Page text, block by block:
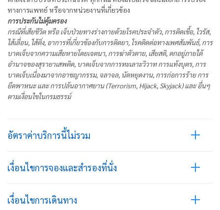
ทางการแพทย์ หรือจากหน่วยงานที่เกี่ยวข้อง
การประกันไม่คุ้มครอง
กรณีที่เสียชีวิต หรือ เจ็บป่วยทางร่างกายด้วยโรคประจำตัว, การติดเชื้อ, ไวรัส,
ไส้เลื่อน, ไส้ติ่ง, อาการที่เกี่ยวข้องกับการติดยา, โรคติดต่อทางเพศสัมพันธ์, การ
บาดเจ็บจากความเสียหายโดยเจตนา, การฆ่าตัวตาย, เสียสติ, ตกอยู่ภายใต้
อำนาจของสุรายาเสพติด, บาดเจ็บจากการทะเลาะวิวาท การแท้งบุตร, การ
บาดเจ็บเนื่องมาจากอาชญากรรม, จลาจล, นัดหยุดงาน, การก่อการร้าย การ
ยึดพาหนะ และ การปล้นอากาศยาน (Terrorism, Hijack, Skyjack) และ อื่นๆ
ตามเงื่อนไขในกรมธรรม์
อัตราค่าบริการนี้ไม่รวม
เงื่อนไขการจองและสำรองที่นั่ง
เงื่อนไขการเดินทาง